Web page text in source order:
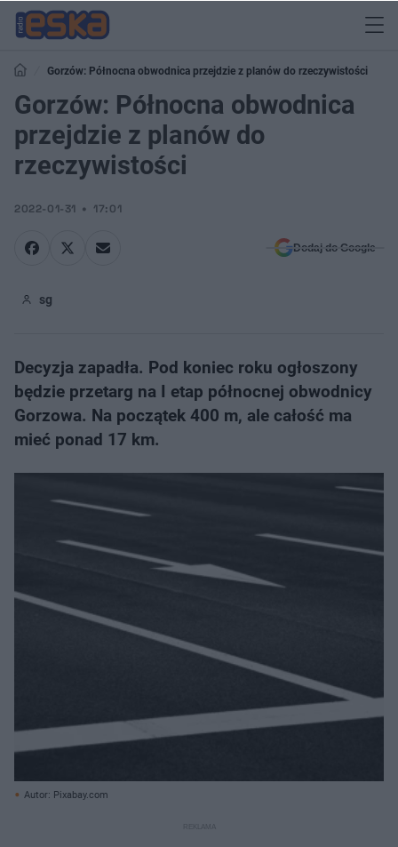
Gorzów: Północna obwodnica przejdzie z planów do rzeczywistości
Gorzów: Północna obwodnica
przejdzie z planów do
rzeczywistości
2022-01-31 17:01
Dodaj do Google
sg
Decyzja zapadła. Pod koniec roku ogłoszony
będzie przetarg na I etap północnej obwodnicy
Gorzowa. Na początek 400 m, ale całość ma
mieć ponad 17 km.
Autor: Pixabay.com